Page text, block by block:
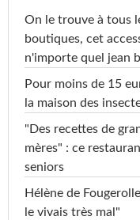
On le trouve à tous
boutiques, cet
n'importe quel jean
Pour moins de 15
la maison des
"Des recettes de
mères" : ce
seniors
Hélène de
le vivais très mal"